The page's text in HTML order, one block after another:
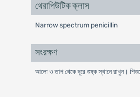
থেরাপিউটিক ক্লাস
Narrow spectrum penicillin
সংরক্ষণ
আলো ও তাপ থেকে দূরে শুষ্ক স্থানে রাখুন।